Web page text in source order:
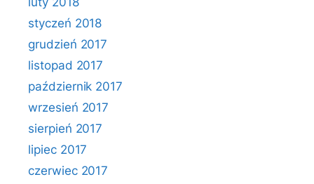
styczeń 2018
grudzień 2017
listopad 2017
październik 2017
wrzesień 2017
sierpień 2017
lipiec 2017
czerwiec 2017